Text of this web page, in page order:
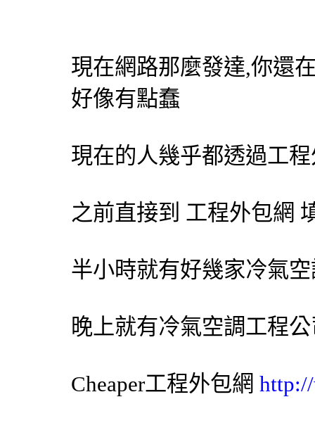
現在網路那麼發達,你還
好像有點蠢
現在的人幾乎都透過工程
之前直接到 工程外包網
半小時就有好幾家冷氣
晚上就有冷氣空調工程
Cheaper工程外包網